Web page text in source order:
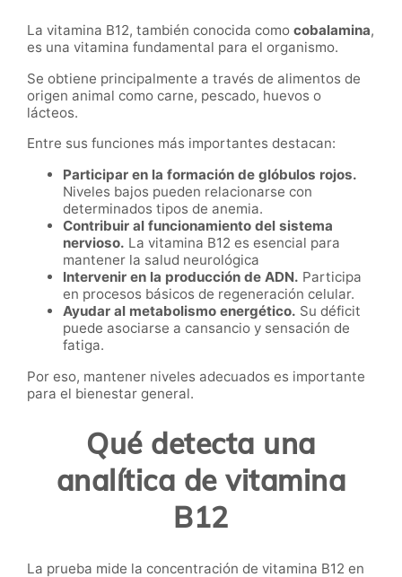
La vitamina B12, también conocida como cobalamina,
es una vitamina fundamental para el organismo.
Se obtiene principalmente a través de alimentos de
origen animal como carne, pescado, huevos o
lácteos.
Entre sus funciones más importantes destacan:
Participar en la formación de glóbulos rojos.
Niveles bajos pueden relacionarse con
determinados tipos de anemia.
Contribuir al funcionamiento del sistema
nervioso. La vitamina B12 es esencial para
mantener la salud neurológica
Intervenir en la producción de ADN. Participa
en procesos básicos de regeneración celular.
Ayudar al metabolismo energético. Su déficit
puede asociarse a cansancio y sensación de
fatiga.
Por eso, mantener niveles adecuados es importante
para el bienestar general.
Qué detecta una
analítica de vitamina
B12
La prueba mide la concentración de vitamina B12 en